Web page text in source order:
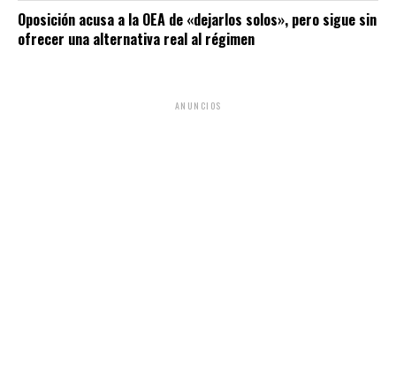
Oposición acusa a la OEA de «dejarlos solos», pero sigue sin
ofrecer una alternativa real al régimen
ANUNCIOS